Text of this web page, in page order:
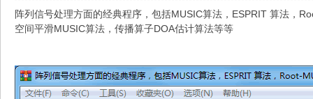
阵列信号处理方面的经典程序，包括MUSIC算法，ESPRIT 算法，
空间平滑MUSIC算法，传播算子DOA估计算法等等